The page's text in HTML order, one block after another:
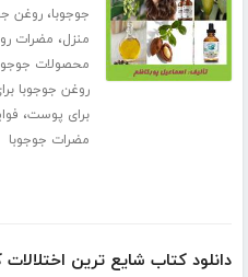
جوجوبا،روغن
منزل، مضرات
محصولات
روغن جوجوبا
برای پوست،
مضرات جوجوبا
دانلود کتاب شایع ترین